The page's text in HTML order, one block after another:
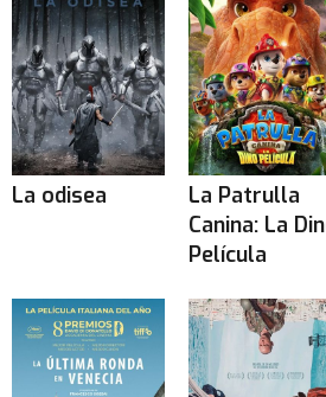
La odisea
La Patrulla
Canina: La
Película